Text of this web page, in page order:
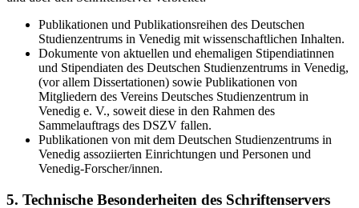
Publikationen und Publikationsreihen des Deutschen
Studienzentrums in Venedig mit wissenschaftlichen Inhalten.
Dokumente von aktuellen und ehemaligen Stipendiatinnen
und Stipendiaten des Deutschen Studienzentrums in Venedig,
(vor allem Dissertationen) sowie Publikationen von
Mitgliedern des Vereins Deutsches Studienzentrum in
Venedig e. V., soweit diese in den Rahmen des
Sammelauftrags des DSZV fallen.
Publikationen von mit dem Deutschen Studienzentrums in
Venedig assoziierten Einrichtungen und Personen und
Venedig-Forscher/innen.
5. Technische Besonderheiten des Schriftenservers